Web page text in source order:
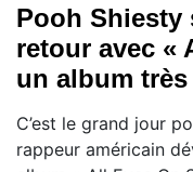
Pooh Shiesty
retour avec «
un album
C’est le grand jour
rappeur américain